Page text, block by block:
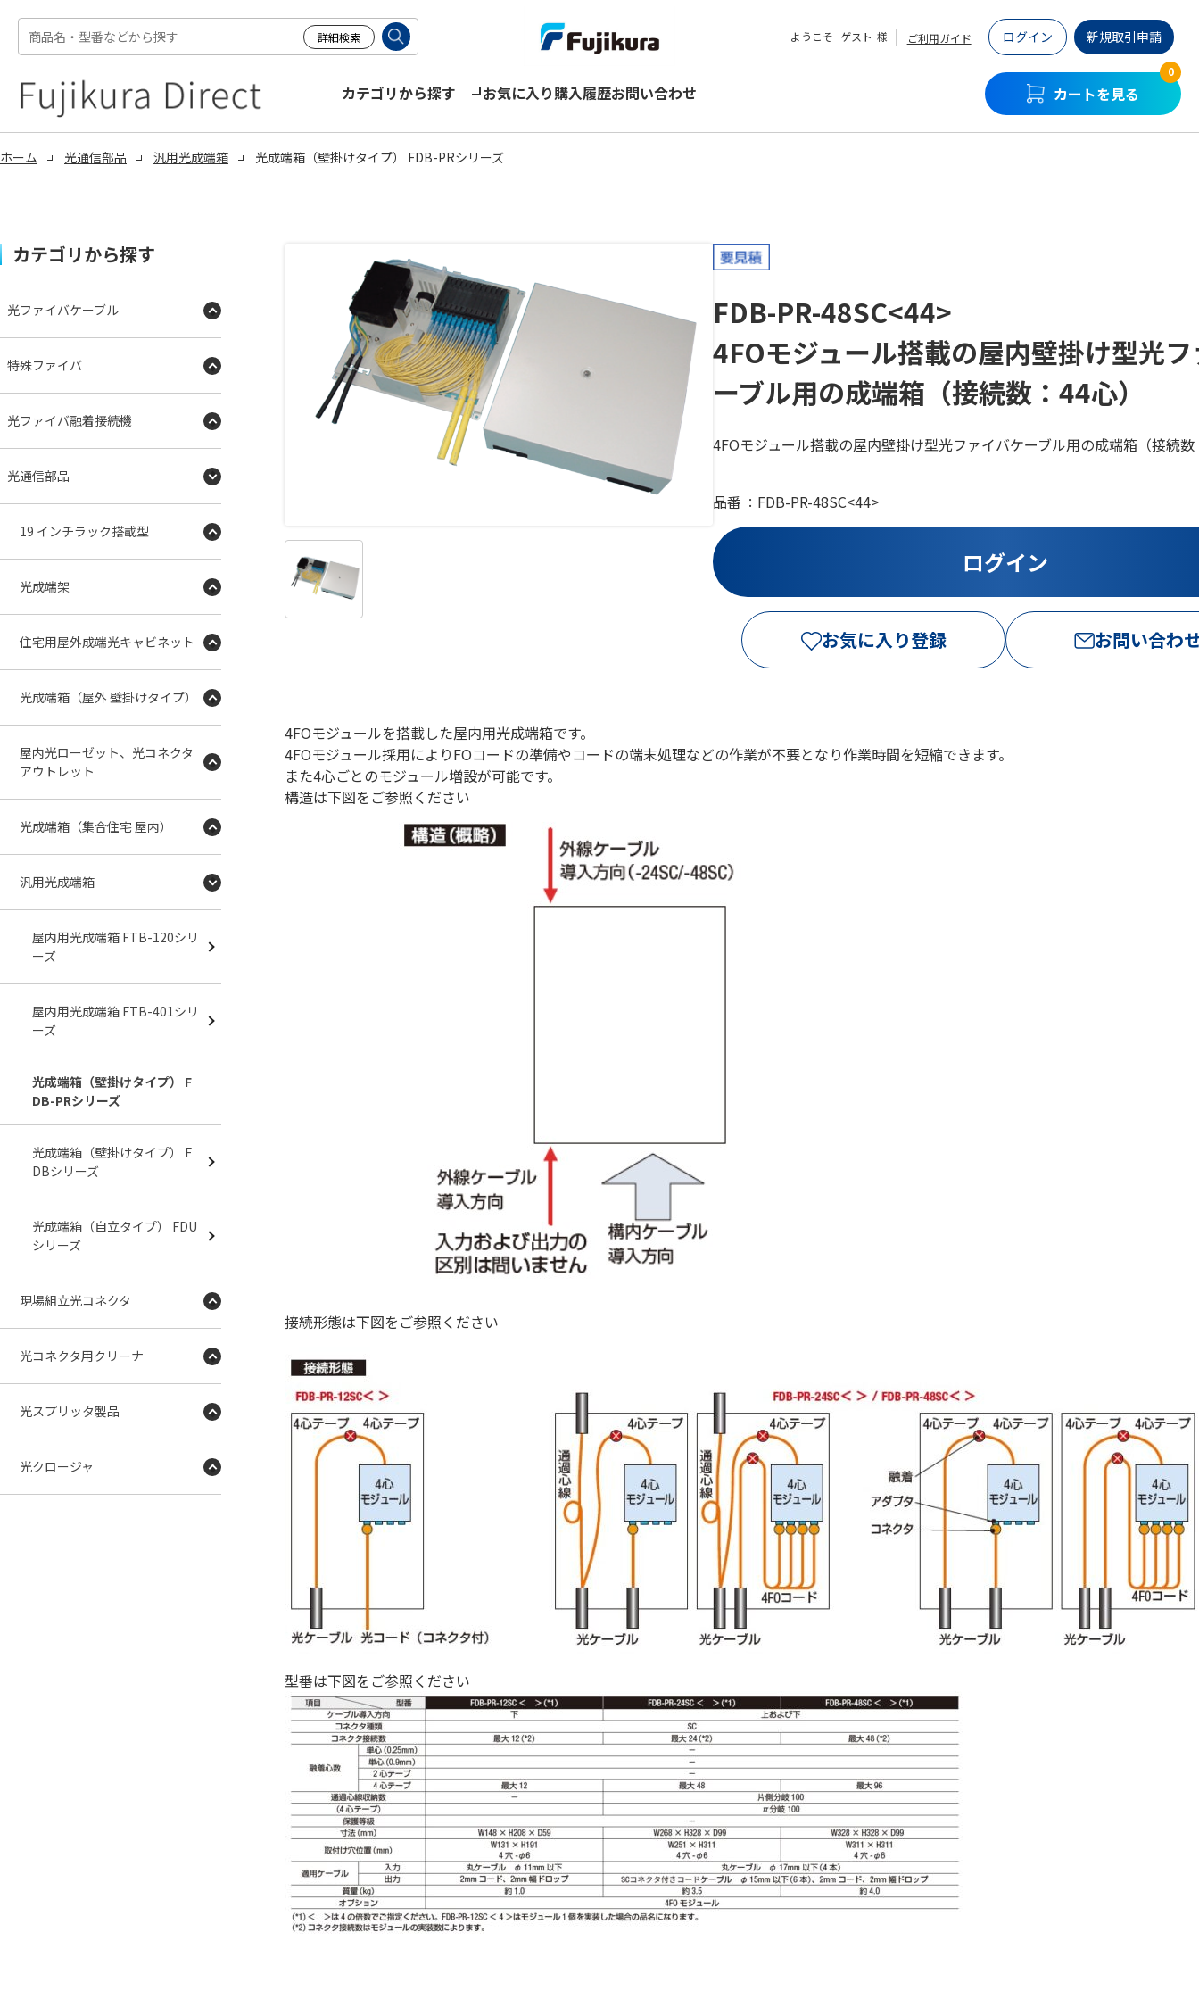
ようこそ ゲスト 様 ご利用ガイド ログイン 新規取引申請
カテゴリから探す お気に入り購入履歴お問い合わせ カートを見る
0
ホーム 光通信部品 汎用光成端箱 光成端箱（壁掛けタイプ） FDB-PRシリーズ
FDB-PR-48SC<44>
4FOモジュール搭載の屋内壁掛け型光
ーブル用の成端箱（接続数：44心）
4FOモジュール搭載の屋内壁掛け型光ファイバケーブル用の成端箱（接続
品番 FDB-PR-48SC<44>
お気に入り登録 お問い合わ
4FOモジュールを搭載した屋内用光成端箱です。
4FOモジュール採用によりFOコードの準備やコードの端末処理などの作業が不要となり作業時間を短縮できます。
また4心ごとのモジュール増設が可能です。
構造は下図をご参照ください
接続形態は下図をご参照ください
型番は下図をご参照ください
カテゴリから探す
光ファイバケーブル
特殊ファイバ
光ファイバ融着接続機
光通信部品
19 インチラック搭載型
光成端架
住宅用屋外成端光キャビネット
光成端箱（屋外 壁掛けタイプ）
屋内光ローゼット、光コネクタ
アウトレット
光成端箱（集合住宅 屋内）
汎用光成端箱
屋内用光成端箱 FTB-120シリ
ーズ
屋内用光成端箱 FTB-401シリ
ーズ
光成端箱（壁掛けタイプ） F
DB-PRシリーズ
光成端箱（壁掛けタイプ） F
DBシリーズ
光成端箱（自立タイプ） FDU
シリーズ
現場組立光コネクタ
光コネクタ用クリーナ
光スプリッタ製品
光クロージャ